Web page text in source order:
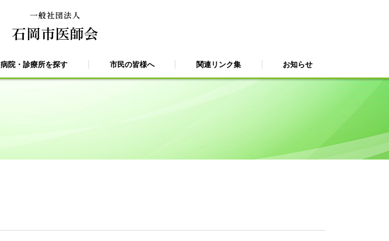
一般社団法人
石岡市医師会
病院・診療所を探す 市民の皆様へ 関連リンク集 お知らせ